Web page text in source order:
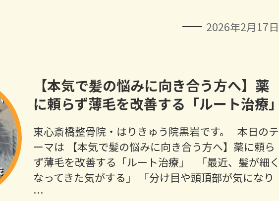
2026年2月17日
【本気で髪の悩みに向き合う方へ】薬
に頼らず薄毛を改善する「ルート治療」
東心斎橋整骨院・はりきゅう院黒岩です。 本日のテ
ーマは 【本気で髪の悩みに向き合う方へ】薬に頼ら
ず薄毛を改善する「ルート治療」 「最近、髪が細く
なってきた気がする」 「分け目や頭頂部が気になり
…